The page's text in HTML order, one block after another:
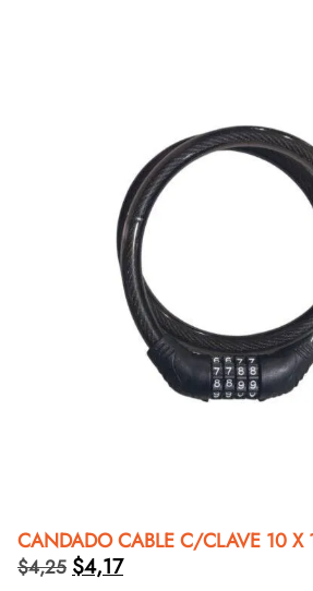
CANDADO CABLE C/CLAVE 10
$4,25 $4,17